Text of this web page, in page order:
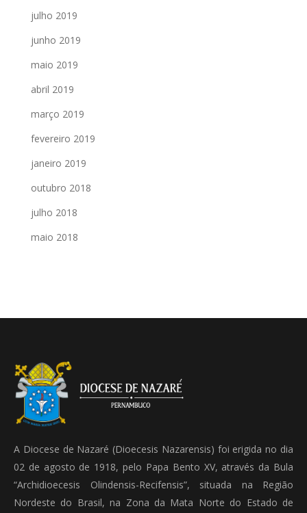
julho 2019
junho 2019
maio 2019
abril 2019
março 2019
fevereiro 2019
janeiro 2019
outubro 2018
julho 2018
maio 2018
A Diocese de Nazaré (Dioecesis Nazarensis) foi erigida no dia
02 de agosto de 1918, pelo Papa Bento XV, através da Bula
“Archidioecesis Olindensis-Recifensis”, situada na Região
Nordeste do Brasil, na Zona da Mata Norte do Estado de